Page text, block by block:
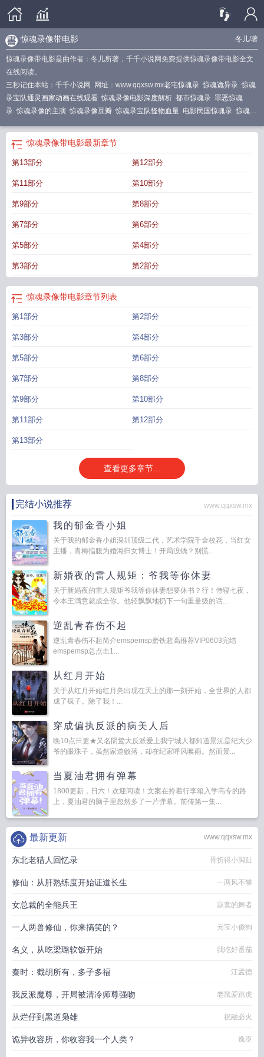
冬儿/著
惊魂录像带电影
惊魂录像带电影是由作者：冬儿所著，千千小说网免费提供惊魂录像带电影全文
在线阅读。
三秒记住本站：千千小说网 网址：www.qqxsw.mx老宅惊魂录 惊魂诡异录 惊魂
录宝队通灵画家动画在线观看 惊魂录像电影深度解析 都市惊魂录 罪恶惊魂
录 惊魂录像的主演 惊魂录像豆瓣 惊魂录宝队怪物血量 电影民国惊魂录 惊魂录
惊魂录像多少集 借命惊魂录 电影罪恶惊魂录
国惊魂录
看惊魂录宝队画中女郎 惊魂录像百度百科
规则
民间惊魂录 电梯惊魂录 惊魂录像国语版在线播放免费观看
仙索命惊魂录
惊魂夜怎么录视频惊魂录像电影
蛋来超市兑换码
惊魂录像 台湾版
惊魂录像带电影最新章节
第13部分 第12部分
第11部分 第10部分
第9部分 第8部分
第7部分 第6部分
第5部分 第4部分
第3部分 第2部分
惊魂录像带电影章节列表
第1部分 第2部分
第3部分 第4部分
第5部分 第6部分
第7部分 第8部分
第9部分 第10部分
第11部分 第12部分
第13部分
查看更多章节...
完结小说推荐 www.qqxsw.mx
我的郁金香小姐
关于我的郁金香小姐深圳顶级二代，艺术学院千金校花，当红女
主播，青梅指腹为婚海归女博士！开局没钱？别慌...
新婚夜的雷人规矩：爷我等你休妻
关于新婚夜的雷人规矩爷我等你休妻想要休书？行！侍寝七夜，
令本王满意就成全你。他轻飘飘地扔下一句重量级的话...
逆乱青春伤不起
逆乱青春伤不起简介emspemsp磨铁超高推荐VIP0603完结
emspemsp总点击1...
从红月开始
关于从红月开始红月亮出现在天上的那一刻开始，全世界的人都
成了疯子。除了我！...
穿成偏执反派的病美人后
晚10点日更★又名阴鸷大反派爱上我宁城人都知道景沅是纪大少
爷的眼珠子，虽然家道败落，却在纪家呼风唤雨。然而景...
当夏油君拥有弹幕
1800更新，日六！欢迎阅读！文案在拎着行李箱入学高专的路
上，夏油君的脑子里忽然多了一片弹幕。前传第一集...
www.qqxsw.mx
最新更新
东北老猎人回忆录 骨折得小脚趾
修仙：从肝熟练度开始证道长生 一两风不够
女总裁的全能兵王 寂寞的舞者
一人两兽修仙，你来搞笑的？ 元宝小傻狗
名义，从吃梁璐软饭开始 我吃好番茄
秦时：截胡所有，多子多福 江孟德
我反派魔尊，开局被清冷师尊强吻 老鼠爱跳虎
从烂仔到黑道枭雄 祝融必火
诡异收容所，你收容我一个人类？ 逸臣